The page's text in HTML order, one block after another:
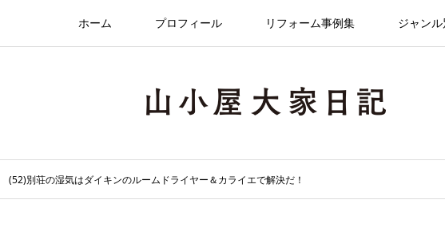
ホーム プロフィール リフォーム事例集 ジャン
(52)別荘の湿気はダイキンのルームドライヤー＆カライエで解決だ！